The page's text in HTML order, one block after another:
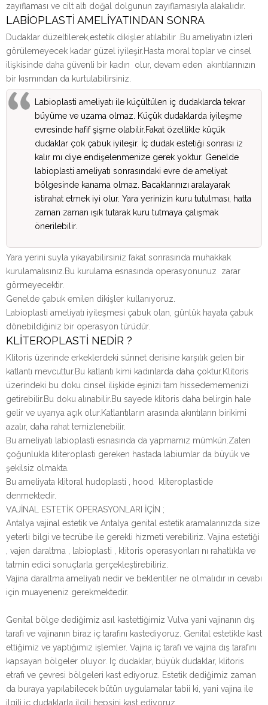
zayıflaması ve cilt altı doğal dolgunun zayıflamasıyla alakalıdır.
LABİOPLASTİ AMELİYATINDAN SONRA
Dudaklar düzeltilerek,estetik dikişler atılabilir .Bu ameliyatın izleri
görülemeyecek kadar güzel iyileşir.Hasta moral toplar ve cinsel
ilişkisinde daha güvenli bir kadın olur, devam eden akıntılarınızın
bir kısmından da kurtulabilirsiniz.
Labioplasti ameliyatı ile küçültülen iç dudaklarda tekrar
büyüme ve uzama olmaz. Küçük dudaklarda iyileşme
evresinde hafif şişme olabilir.Fakat özellikle küçük
dudaklar çok çabuk iyileşir. İç dudak estetiği sonrası iz
kalır mı diye endişelenmenize gerek yoktur. Genelde
labioplasti ameliyatı sonrasındaki evre de ameliyat
bölgesinde kanama olmaz. Bacaklarınızı aralayarak
istirahat etmek iyi olur. Yara yerinizin kuru tutulması, hatta
zaman zaman ışık tutarak kuru tutmaya çalışmak
önerilebilir.
Yara yerini suyla yıkayabilirsiniz fakat sonrasında muhakkak
kurulamalısınız.Bu kurulama esnasında operasyonunuz zarar
görmeyecektir.
Genelde çabuk emilen dikişler kullanıyoruz.
Labioplasti ameliyatı iyileşmesi çabuk olan, günlük hayata çabuk
dönebildiğiniz bir operasyon türüdür.
KLİTEROPLASTİ NEDİR ?
Klitoris üzerinde erkeklerdeki sünnet derisine karşılık gelen bir
katlantı mevcuttur.Bu katlantı kimi kadınlarda daha çoktur.Klitoris
üzerindeki bu doku cinsel ilişkide eşinizi tam hissedememenizi
getirebilir.Bu doku alınabilir.Bu sayede klitoris daha belirgin hale
gelir ve uyarıya açık olur.Katlantıların arasında akıntıların birikimi
azalır, daha rahat temizlenebilir.
Bu ameliyatı labioplasti esnasında da yapmamız mümkün.Zaten
çoğunlukla kliteroplasti gereken hastada labiumlar da büyük ve
şekilsiz olmakta.
Bu ameliyata klitoral hudoplasti , hood kliteroplastide
denmektedir.
VAJİNAL ESTETİK OPERASYONLARI İÇİN ;
Antalya vajinal estetik ve Antalya genital estetik aramalarınızda size
yeterli bilgi ve tecrübe ile gerekli hizmeti verebiliriz. Vajina estetiği
, vajen daraltma , labioplasti , klitoris operasyonları nı rahatlıkla ve
tatmin edici sonuçlarla gerçekleştirebiliriz.
Vajina daraltma ameliyatı nedir ve beklentiler ne olmalıdır ın cevabı
için muayeneniz gerekmektedir.
Genital bölge dediğimiz asıl kastettiğimiz Vulva yani vajinanın dış
tarafı ve vajinanın biraz iç tarafını kastediyoruz. Genital estetikle kast
ettiğimiz ve yaptığımız işlemler. Vajina iç tarafı ve vajina dış tarafını
kapsayan bölgeler oluyor. Iç dudaklar, büyük dudaklar, klitoris
etrafı ve çevresi bölgeleri kast ediyoruz. Estetik dediğimiz zaman
da buraya yapılabilecek bütün uygulamalar tabii ki, yani vajina ile
ilgili iç dudaklarla ilgili hepsini kast ediyoruz.